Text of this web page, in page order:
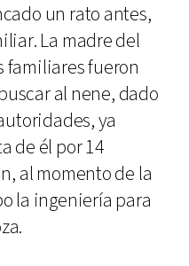
un rato antes,
La madre del
familiares fueron
al nene, dado
ya
de él por 14
al momento de la
la ingeniería para